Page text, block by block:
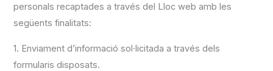
personals recaptades a través del Lloc web amb les
següents finalitats:
1. Enviament d’informació sol·licitada a través dels
formularis disposats.